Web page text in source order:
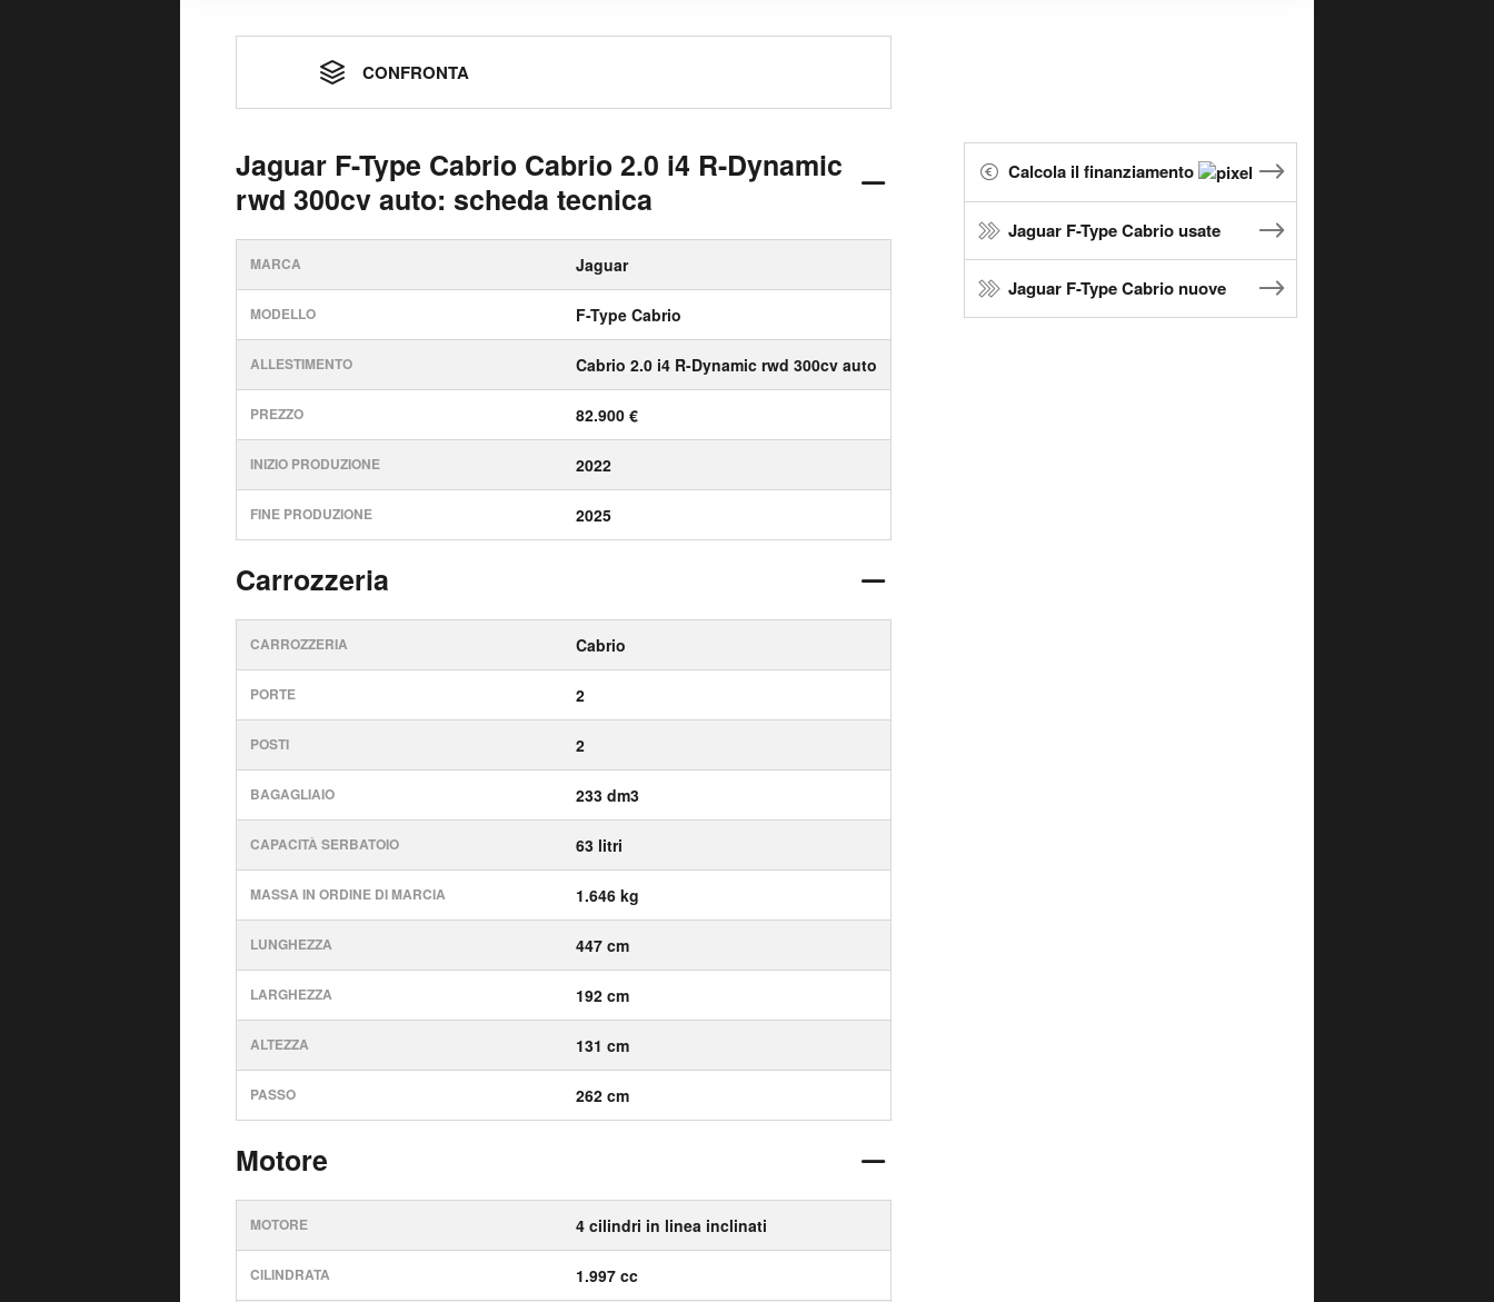
CONFRONTA
Jaguar F-Type Cabrio Cabrio 2.0 i4 R-Dynamic
rwd 300cv auto: scheda tecnica
MARCA Jaguar
MODELLO F-Type Cabrio
ALLESTIMENTO Cabrio 2.0 i4 R-Dynamic rwd 300cv auto
PREZZO 82.900 €
INIZIO PRODUZIONE 2022
FINE PRODUZIONE 2025
Carrozzeria
CARROZZERIA Cabrio
PORTE 2
POSTI 2
BAGAGLIAIO 233 dm3
CAPACITÀ SERBATOIO 63 litri
MASSA IN ORDINE DI MARCIA 1.646 kg
LUNGHEZZA 447 cm
LARGHEZZA 192 cm
ALTEZZA 131 cm
PASSO 262 cm
Motore
MOTORE 4 cilindri in linea inclinati
CILINDRATA 1.997 cc
Calcola il finanziamento
Jaguar F-Type Cabrio usate
Jaguar F-Type Cabrio nuove